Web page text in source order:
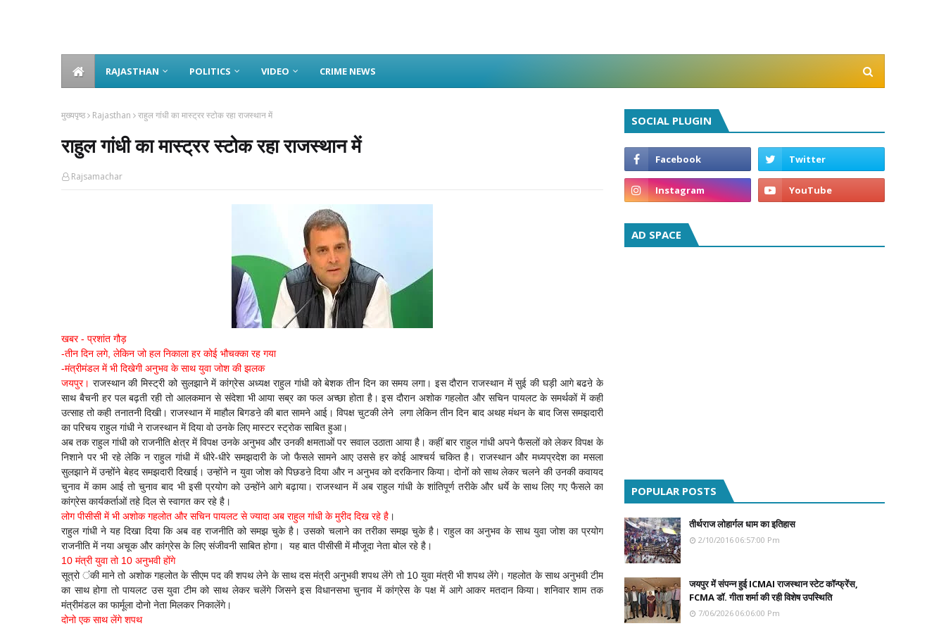
RAJASTHAN POLITICS VIDEO CRIME NEWS
मुख्यपृष्ठ Rajasthan राहुल गांधी का मास्ट्रर स्टोक रहा राजस्थान में
राहुल गांधी का मास्ट्रर स्टोक रहा राजस्थान में
Rajsamachar
खबर - प्रशांत गौड़
-तीन दिन लगे, लेकिन जो हल निकाला हर कोई भौचक्का रह गया
-मंत्रीमंडल में भी दिखेगी अनुभव के साथ युवा जोश की झलक
जयपुर। राजस्थान की मिस्ट्री को सुलझाने में कांग्रेस अध्यक्ष राहुल गांधी को बेशक तीन दिन का समय लगा। इस दौरान राजस्थान में सुई की घड़ी आगे बढऩे के
साथ बैचनी हर पल बढ़ती रही तो आलकमान से संदेशा भी आया सब्र का फल अच्छा होता है। इस दौरान अशोक गहलोत और सचिन पायलट के समर्थकों में कही
उत्साह तो कही तनातनी दिखी। राजस्थान में माहौल बिगडऩे की बात सामने आई। विपक्ष चुटकी लेने लगा लेकिन तीन दिन बाद अथह मंथन के बाद जिस समझदारी
का परिचय राहुल गांधी ने राजस्थान में दिया वो उनके लिए मास्टर स्ट्रोक साबित हुआ।
अब तक राहुल गांधी को राजनीति क्षेत्र में विपक्ष उनके अनुभव और उनकी क्षमताओं पर सवाल उठाता आया है। कहीं बार राहुल गांधी अपने फैसलों को लेकर विपक्ष के
निशाने पर भी रहे लेकि न राहुल गांधी में धीरे-धीरे समझदारी के जो फैसले सामने आए उससे हर कोई आश्चर्य चकित है। राजस्थान और मध्यप्रदेश का मसला
सुलझाने में उन्होंने बेहद समझदारी दिखाई। उन्होंने न युवा जोश को पिछडऩे दिया और न अनुभव को दरकिनार किया। दोनों को साथ लेकर चलने की उनकी कवायद
चुनाव में काम आई तो चुनाव बाद भी इसी प्रयोग को उन्होंने आगे बढ़ाया। राजस्थान में अब राहुल गांधी के शांतिपूर्ण तरीके और धर्ये के साथ लिए गए फैसले का
कांग्रेस कार्यकर्ताओं तहे दिल से स्वागत कर रहे है।
लोग पीसीसी में भी अशोक गहलोत और सचिन पायलट से ज्यादा अब राहुल गांधी के मुरीद दिख रहे है ।
राहुल गांधी ने यह दिखा दिया कि अब वह राजनीति को समझ चुके है। उसको चलाने का तरीका समझ चुके है। राहुल का अनुभव के साथ युवा जोश का प्रयोग
राजनीति में नया अचूक और कांग्रेस के लिए संजीवनी साबित होगा। यह बात पीसीसी में मौजूदा नेता बोल रहे है।
10 मंत्री युवा तो 10 अनुभवी होंगे
सूत्रो ंकी माने तो अशोक गहलोत के सीएम पद की शपथ लेने के साथ दस मंत्री अनुभवी शपथ लेंगे तो 10 युवा मंत्री भी शपथ लेंगे। गहलोत के साथ अनुभवी टीम
का साथ होगा तो पायलट उस युवा टीम को साथ लेकर चलेंगे जिसने इस विधानसभा चुनाव में कांग्रेस के पक्ष में आगे आकर मतदान किया। शनिवार शाम तक
मंत्रीमंडल का फार्मूला दोनो नेता मिलकर निकालेंगे।
दोनो एक साथ लेंगे शपथ
SOCIAL PLUGIN
AD SPACE
POPULAR POSTS
तीर्थराज लोहार्गल धाम का इतिहास
2/10/2016 06:57:00 Pm
जयपुर में संपन्न हुई ICMAI राजस्थान स्टेट कॉन्फ्रेंस,
FCMA डॉ. गीता शर्मा की रही विशेष उपस्थिति
7/06/2026 06:06:00 Pm